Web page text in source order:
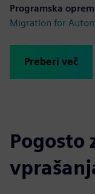
Programska
Migration for
Preberi več
Pogosto